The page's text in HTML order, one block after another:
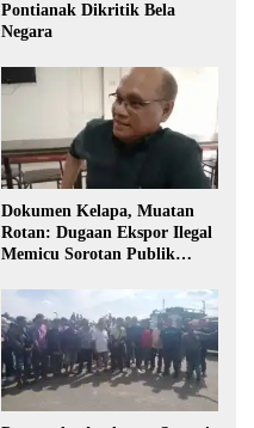
Pontianak Dikritik Bela
Negara
Dokumen Kelapa, Muatan
Rotan: Dugaan Ekspor Ilegal
Memicu Sorotan Publik